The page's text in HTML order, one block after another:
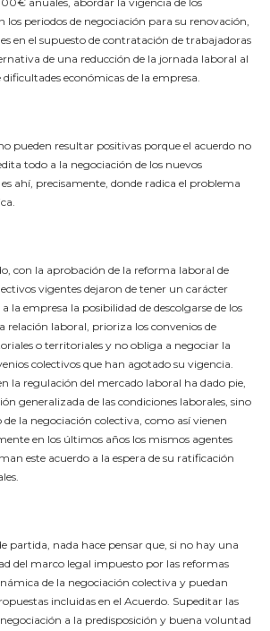
los periodos de negociación para su renovación,
en el supuesto de contratación de trabajadoras
de una reducción de la jornada laboral al
dificultades económicas de la empresa.
pueden resultar positivas porque el acuerdo no
todo a la negociación de los nuevos
ahí, precisamente, donde radica el problema
con la aprobación de la reforma laboral de
vigentes dejaron de tener un carácter
la empresa la posibilidad de descolgarse de los
relación laboral, prioriza los convenios de
o territoriales y no obliga a negociar la
colectivos que han agotado su vigencia.
la regulación del mercado laboral ha dado pie,
generalizada de las condiciones laborales, sino
la negociación colectiva, como así vienen
en los últimos años los mismos agentes
este acuerdo a la espera de su ratificación
partida, nada hace pensar que, si no hay una
del marco legal impuesto por las reformas
de la negociación colectiva y puedan
incluidas en el Acuerdo. Supeditar las
a la predisposición y buena voluntad